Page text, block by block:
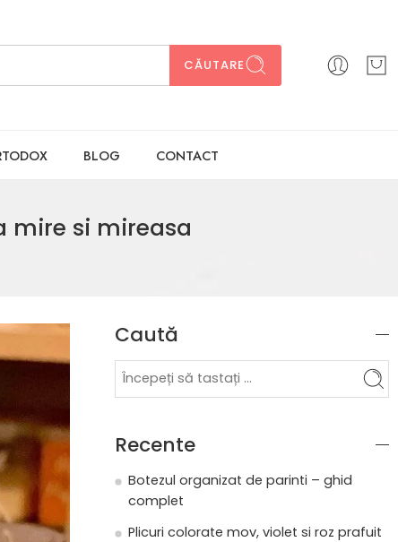
CĂUTARE
BLOG CONTACT
mire si mireasa
Caută
Recente
Botezul organizat de parinti – ghid
complet
Plicuri colorate mov, violet si roz prafuit